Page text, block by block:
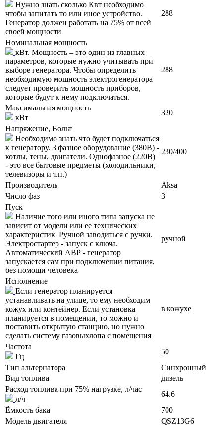
Нужно знать сколько Квт необходимо
чтобы запитать то или иное устройство.
Генератор должен работать на 75% от всей
своей мощности
288
Номинальная мощность
кВт. Мощность – это один из главных
параметров, которые нужно учитывать при
выборе генератора. Чтобы определить
необходимую мощность электрогенератора
следует проверить мощность приборов,
которые будут к нему подключаться.
288
Максимальная мощность
кВт
320
Напряжение, Вольт
Необходимо знать что будет подключаться
к генератору. 3 фазное оборудование (380В) -
котлы, тены, двигатели. Однофазное (220В)
- это все бытовые предметы (холодильники,
телевизоры и т.п.)
230/400
Производитель
Aksa
Число фаз
3
Пуск
Наличие того или иного типа запуска не
зависит от модели или ее технических
характеристик. Ручной заводиться с ручки.
Электростартер - запуск с ключа.
Автоматический АВР - генератор
запускается сам при подключении питания,
без помощи человека
ручной
Исполнение
Если генератор планируется
устанавливать на улице, то ему необходим
кожух или контейнер. Если установка
планируется в помещении, то можно и
поставить открытую станцию, но нужно
сделать систему газовыхлопа с помещения
в кожухе
Частота
Гц
50
Тип альтернатора
Синхронный
Вид топлива
дизель
Расход топлива при 75% нагрузке, л/час
л/ч
64.6
Ёмкость бака
700
Модель двигателя
QSZ13G6